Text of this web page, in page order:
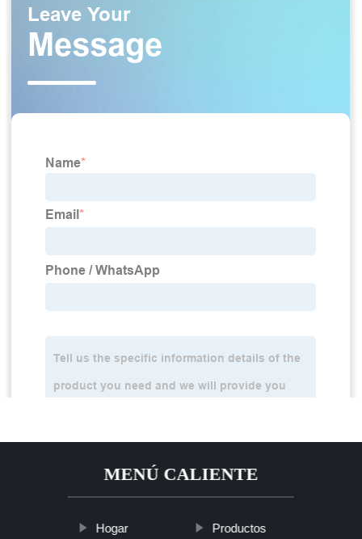
MENÚ CALIENTE
Hogar Productos